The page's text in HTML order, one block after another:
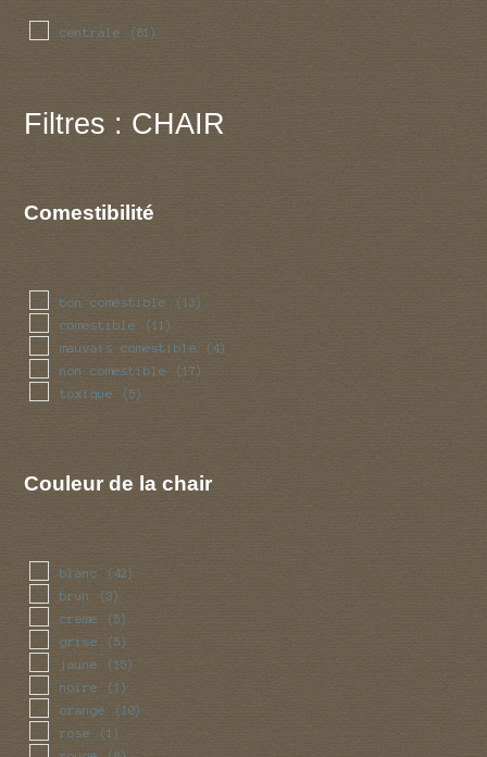
centrale (81)
Filtres : CHAIR
Comestibilité
bon comestible (13)
comestible (11)
mauvais comestible (4)
non comestible (17)
toxique (5)
Couleur de la chair
blanc (42)
brun (3)
creme (5)
grise (5)
jaune (15)
noire (1)
orange (10)
rose (1)